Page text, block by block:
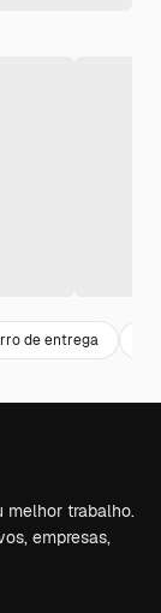
de entrega
melhor trabalho.
empresas,